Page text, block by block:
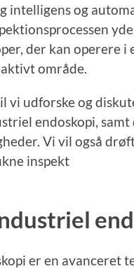
intelligens og
der kan operere
område.
vi udforske og
endoskopi,
Vi vil også
inspekt
er en avanceret